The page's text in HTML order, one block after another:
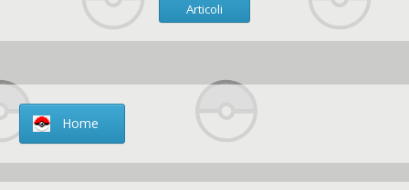
Articoli
Home